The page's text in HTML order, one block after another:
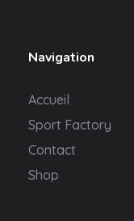
Navigation
Accueil
Sport Factory
Contact
Shop